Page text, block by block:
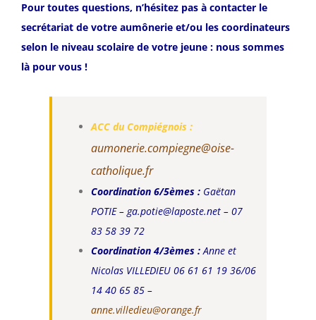
Pour toutes questions, n’hésitez pas à contacter le
secrétariat de votre aumônerie et/ou les coordinateurs
selon le niveau scolaire de votre jeune : nous sommes
là pour vous !
ACC du Compiégnois :
aumonerie.compiegne@oise-
catholique.fr
Coordination 6/5èmes : Gaëtan
POTIE – ga.potie@laposte.net – 07
83 58 39 72
Coordination 4/3èmes :Anne et
Nicolas VILLEDIEU 06 61 61 19 36/06
14 40 65 85 –
anne.villedieu@orange.fr